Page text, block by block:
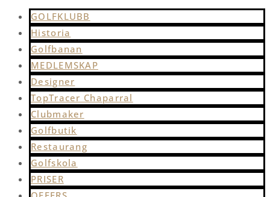
GOLFKLUBB
Historia
Golfbanan
MEDLEMSKAP
Designer
TopTracer Chaparral
Clubmaker
Golfbutik
Restaurang
Golfskola
PRISER